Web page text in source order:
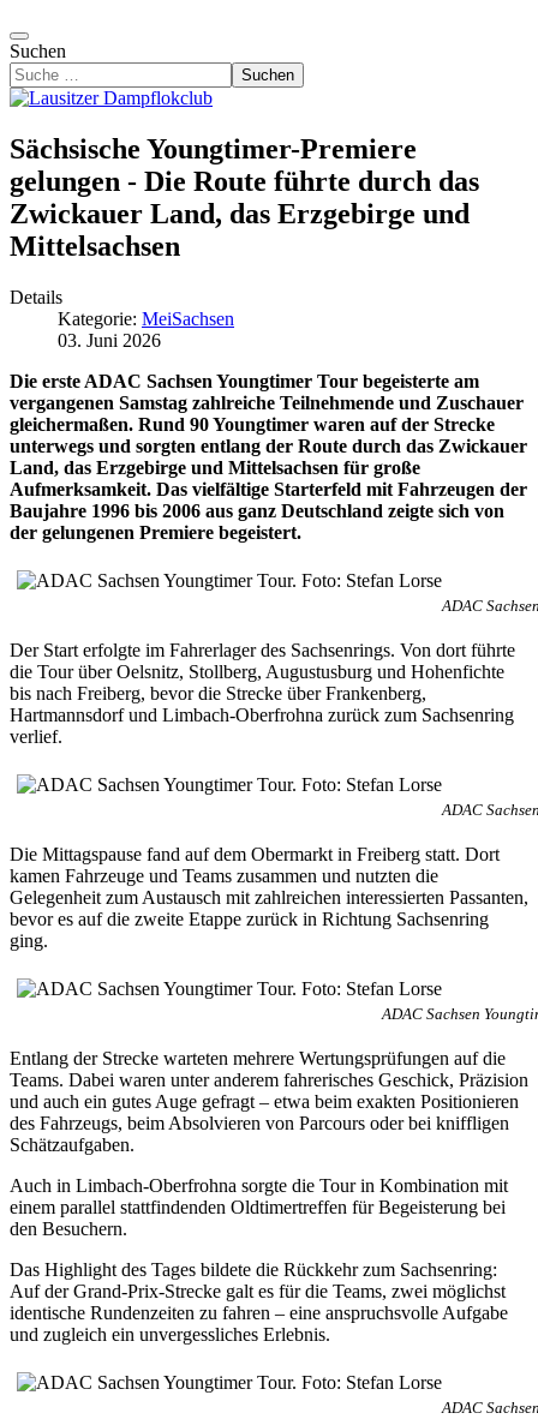
Suchen
Suchen
Sächsische Youngtimer-Premiere
gelungen - Die Route führte durch das
Zwickauer Land, das Erzgebirge und
Mittelsachsen
Details
Kategorie: MeiSachsen
03. Juni 2026
Die erste ADAC Sachsen Youngtimer Tour begeisterte am
vergangenen Samstag zahlreiche Teilnehmende und Zuschauer
gleichermaßen. Rund 90 Youngtimer waren auf der Strecke
unterwegs und sorgten entlang der Route durch das Zwickauer
Land, das Erzgebirge und Mittelsachsen für große
Aufmerksamkeit. Das vielfältige Starterfeld mit Fahrzeugen der
Baujahre 1996 bis 2006 aus ganz Deutschland zeigte sich von
der gelungenen Premiere begeistert.
ADAC
Der Start erfolgte im Fahrerlager des Sachsenrings. Von dort führte
die Tour über Oelsnitz, Stollberg, Augustusburg und Hohenfichte
bis nach Freiberg, bevor die Strecke über Frankenberg,
Hartmannsdorf und Limbach-Oberfrohna zurück zum Sachsenring
verlief.
ADAC
Die Mittagspause fand auf dem Obermarkt in Freiberg statt. Dort
kamen Fahrzeuge und Teams zusammen und nutzten die
Gelegenheit zum Austausch mit zahlreichen interessierten Passanten,
bevor es auf die zweite Etappe zurück in Richtung Sachsenring
ging.
ADAC Sachsen
Entlang der Strecke warteten mehrere Wertungsprüfungen auf die
Teams. Dabei waren unter anderem fahrerisches Geschick, Präzision
und auch ein gutes Auge gefragt – etwa beim exakten Positionieren
des Fahrzeugs, beim Absolvieren von Parcours oder bei kniffligen
Schätzaufgaben.
Auch in Limbach-Oberfrohna sorgte die Tour in Kombination mit
einem parallel stattfindenden Oldtimertreffen für Begeisterung bei
den Besuchern.
Das Highlight des Tages bildete die Rückkehr zum Sachsenring:
Auf der Grand-Prix-Strecke galt es für die Teams, zwei möglichst
identische Rundenzeiten zu fahren – eine anspruchsvolle Aufgabe
und zugleich ein unvergessliches Erlebnis.
ADAC